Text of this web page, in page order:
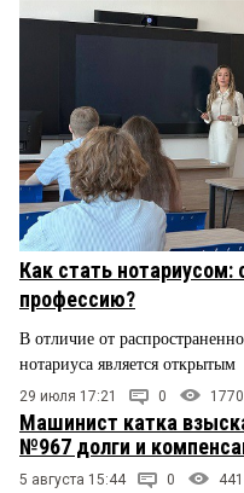
Как стать
профессию?
В отличие от
нотариуса является открытым
29 июля 17:21 0 1770
Машинист катка
№967 долги и
5 августа 15:44 0 441